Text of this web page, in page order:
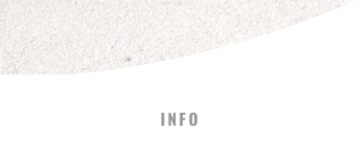
INFO